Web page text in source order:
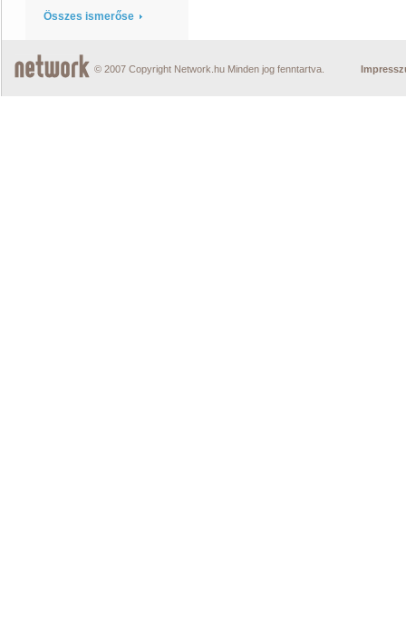
Összes ismerőse
© 2007 Copyright Network.hu Minden jog fenntartva.